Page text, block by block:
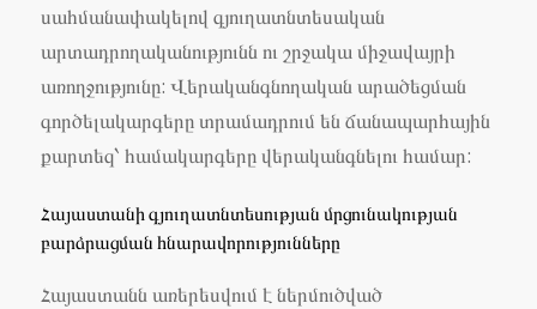
սահմանափակելով գյուղատնտեսական
արտադրողականությունն ու շրջակա միջավայրի
առողջությունը: Վերականգնողական արածեցման
գործելակարգերը տրամադրում են ճանապարհային
քարտեզ՝ համակարգերը վերականգնելու համար:
Հայաստանի գյուղատնտեսության մրցունակության
բարձրացման հնարավորությունները
Հայաստանն առերեսվում է ներմուծված